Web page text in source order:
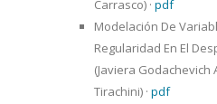
Carrasco) · pdf
Modelación De
Regularidad En El
(Javiera Godachevich
Tirachini) · pdf